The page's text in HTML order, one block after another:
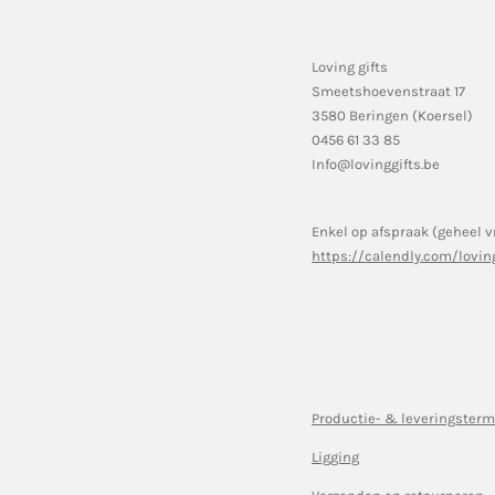
Loving gifts
Smeetshoevenstraat 17
3580 Beringen (Koersel)
0456 61 33 85
Info@lovinggifts.be
Enkel op afspraak (geheel
https://calendly.com/
Productie- &
Ligging